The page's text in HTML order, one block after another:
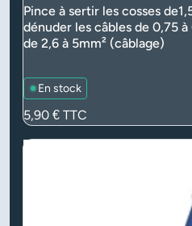
Pince à sertir les cosses
dénuder les câbles de 0,75
de 2,6 à 5mm² (câblage)
En stock
Prix
5,90 € TTC